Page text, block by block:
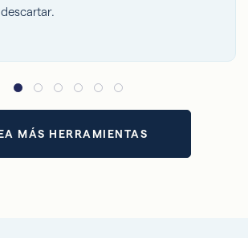
MÁS HERRAMIENTAS